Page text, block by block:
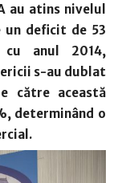
au atins nivelul
un deficit de 53
anul 2014,
s-au dublat
către această
determinând o